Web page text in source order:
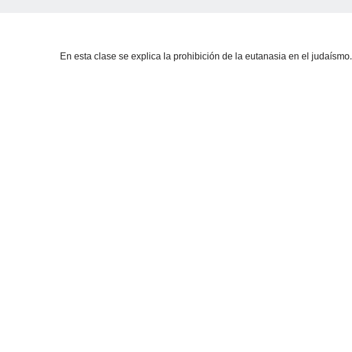
En esta clase se explica la prohibición de la eutanasia en el judaísmo.